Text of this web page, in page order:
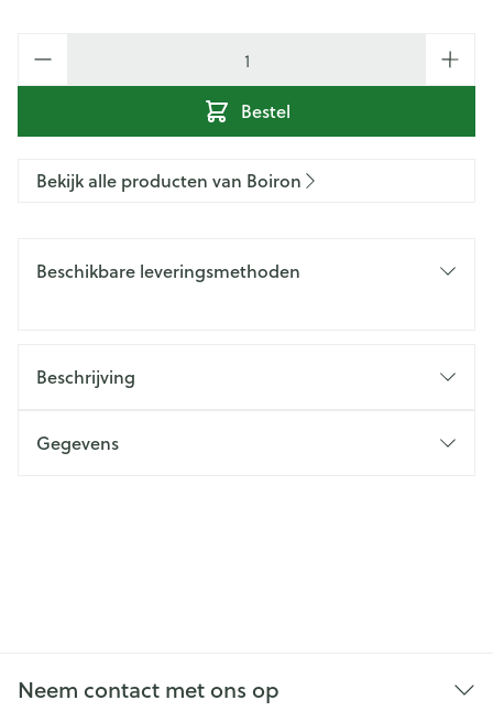
Bestel
Bekijk alle producten van Boiron
Beschikbare leveringsmethoden
Beschrijving
Gegevens
Neem contact met ons op